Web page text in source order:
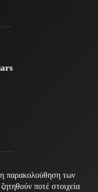
παρακολούθηση των
ποτέ στοιχεία